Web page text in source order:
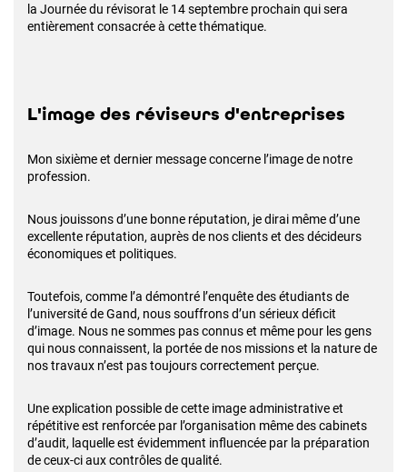
la Journée du révisorat le 14 septembre prochain qui sera
entièrement consacrée à cette thématique.
L'image des réviseurs d'entreprises
Mon sixième et dernier message concerne l’image de notre
profession.
Nous jouissons d’une bonne réputation, je dirai même d’une
excellente réputation, auprès de nos clients et des décideurs
économiques et politiques.
Toutefois, comme l’a démontré l’enquête des étudiants de
l’université de Gand, nous souffrons d’un sérieux déficit
d’image. Nous ne sommes pas connus et même pour les gens
qui nous connaissent, la portée de nos missions et la nature de
nos travaux n’est pas toujours correctement perçue.
Une explication possible de cette image administrative et
répétitive est renforcée par l’organisation même des cabinets
d’audit, laquelle est évidemment influencée par la préparation
de ceux-ci aux contrôles de qualité.